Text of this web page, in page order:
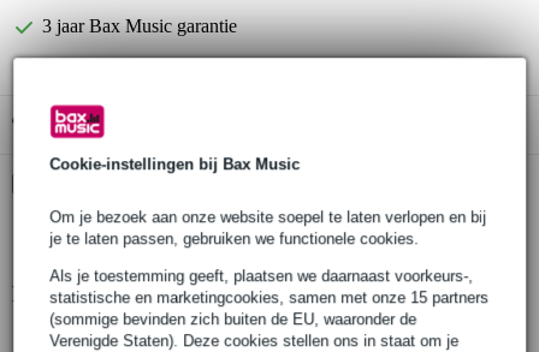
Cookie-instellingen bij Bax Music
Om je bezoek aan onze website soepel te laten verlopen en bij
je te laten passen, gebruiken we functionele cookies.
Als je toestemming geeft, plaatsen we daarnaast voorkeurs-,
statistische en marketingcookies, samen met onze 15 partners
(sommige bevinden zich buiten de EU, waaronder de
Verenigde Staten). Deze cookies stellen ons in staat om je
3 jaar Bax Music garantie
Gratis ophalen in de winkel
€ 6,80 eenmalig
Productinformatie
aantal producten in verpakking: 1